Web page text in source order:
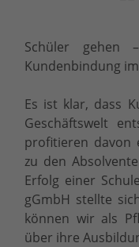
Schüler gehen
Kundenbindung
Es ist klar, dass
Geschäftswelt
profitieren davon
zu den
Erfolg einer
gGmbH stellte
können wir als
über ihre